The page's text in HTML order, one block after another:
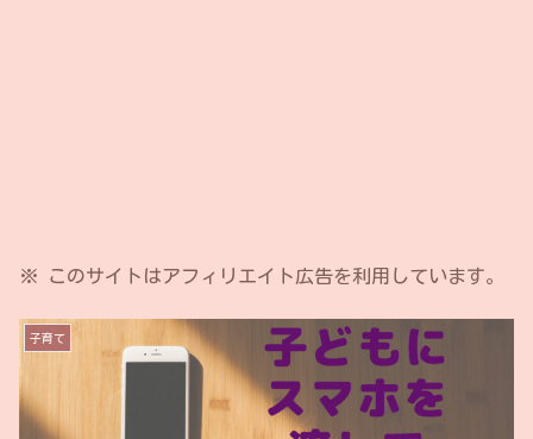
※ このサイトはアフィリエイト広告を利用しています。
子育て